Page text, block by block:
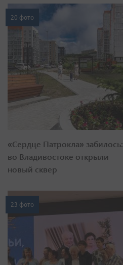
20 фото
«Сердце Патрокла» забилось:
во Владивостоке открыли
новый сквер
23 фото